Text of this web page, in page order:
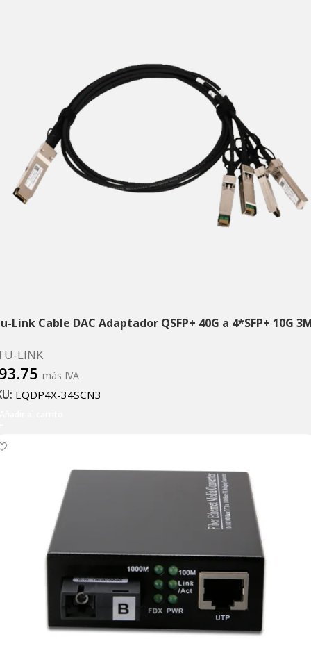
Link Cable DAC Adaptador QSFP+ 40G a 4*SFP+ 10G
LINK
más IVA
EQDP4X-34SCN3